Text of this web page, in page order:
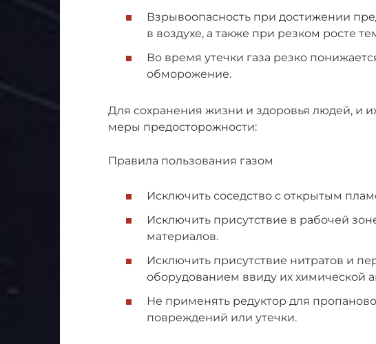
Взрывоопасность при достижении
в воздухе, а также при резком росте
Во время утечки газа резко
обморожение.
Для сохранения жизни и здоровья людей, и
меры предосторожности:
Правила пользования газом
Исключить соседство с открытым
Исключить присутствие в рабочей
материалов.
Исключить присутствие нитратов и
оборудованием ввиду их химической
Не применять редуктор для
повреждений или утечки.